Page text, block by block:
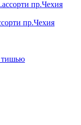
пр.Чехия
тишью